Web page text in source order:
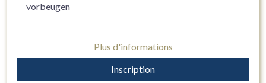
vorbeugen
Plus d'informations
Inscription